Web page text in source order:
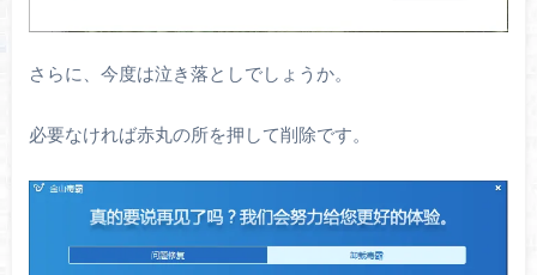
さらに、今度は泣き落としでしょうか。
必要なければ赤丸の所を押して削除です。